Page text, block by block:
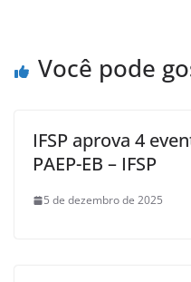
Você pode
IFSP aprova 4
PAEP-EB – IFSP
5 de dezembro de 2025